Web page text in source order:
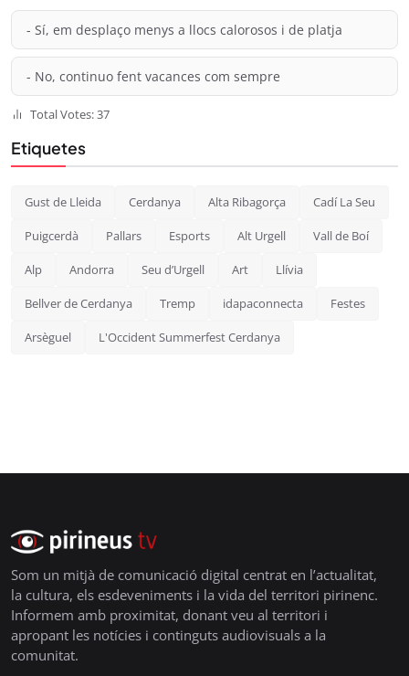
- Sí, em desplaço menys a llocs calorosos i de platja
- No, continuo fent vacances com sempre
Total Votes: 37
Etiquetes
Gust de Lleida Cerdanya Alta Ribagorça Cadí La Seu
Puigcerdà Pallars Esports Alt Urgell Vall de Boí
Alp Andorra Seu d’Urgell Art Llívia
Bellver de Cerdanya Tremp idapaconnecta Festes
Arsèguel L'Occident Summerfest Cerdanya
Som un mitjà de comunicació digital centrat en l’actualitat,
la cultura, els esdeveniments i la vida del territori pirinenc.
Informem amb proximitat, donant veu al territori i
apropant les notícies i continguts audiovisuals a la
comunitat.